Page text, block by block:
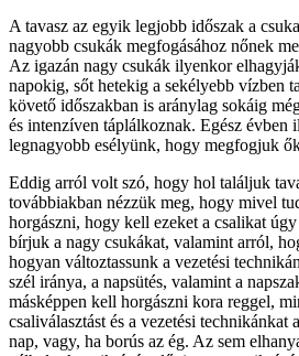
A tavasz az egyik legjobb időszak a
nagyobb csukák megfogásához nőnek
Az igazán nagy csukák ilyenkor
napokig, sőt hetekig a sekélyebb vízben
követő időszakban is aránylag sokáig
és intenzíven táplálkoznak. Egész évben
legnagyobb esélyünk, hogy megfogjuk
Eddig arról volt szó, hogy hol találjuk
továbbiakban nézzük meg, hogy mivel
horgászni, hogy kell ezeket a csalikat
bírjuk a nagy csukákat, valamint arról,
hogyan változtassunk a vezetési
szél iránya, a napsütés, valamint a
másképpen kell horgászni kora reggel,
csaliválasztást és a vezetési technikánkat
nap, vagy, ha borús az ég. Az sem